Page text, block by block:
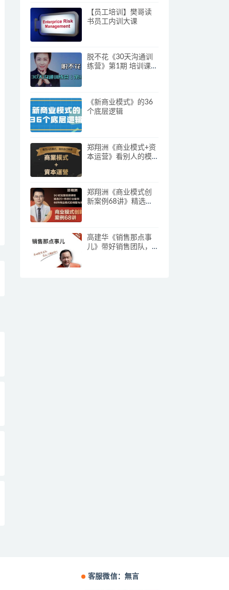
【员工培训】樊哥读
书员工内训大课
脱不花《30天沟通训
练营》第1期 培训课程
《新商业模式》的36
个底层逻辑
郑翔洲《商业模式+资
本运营》看别人的模
郑翔洲《商业模式创
新案例68讲》精选
高建华《销售那点事
儿》带好销售团队，
客服微信：無言